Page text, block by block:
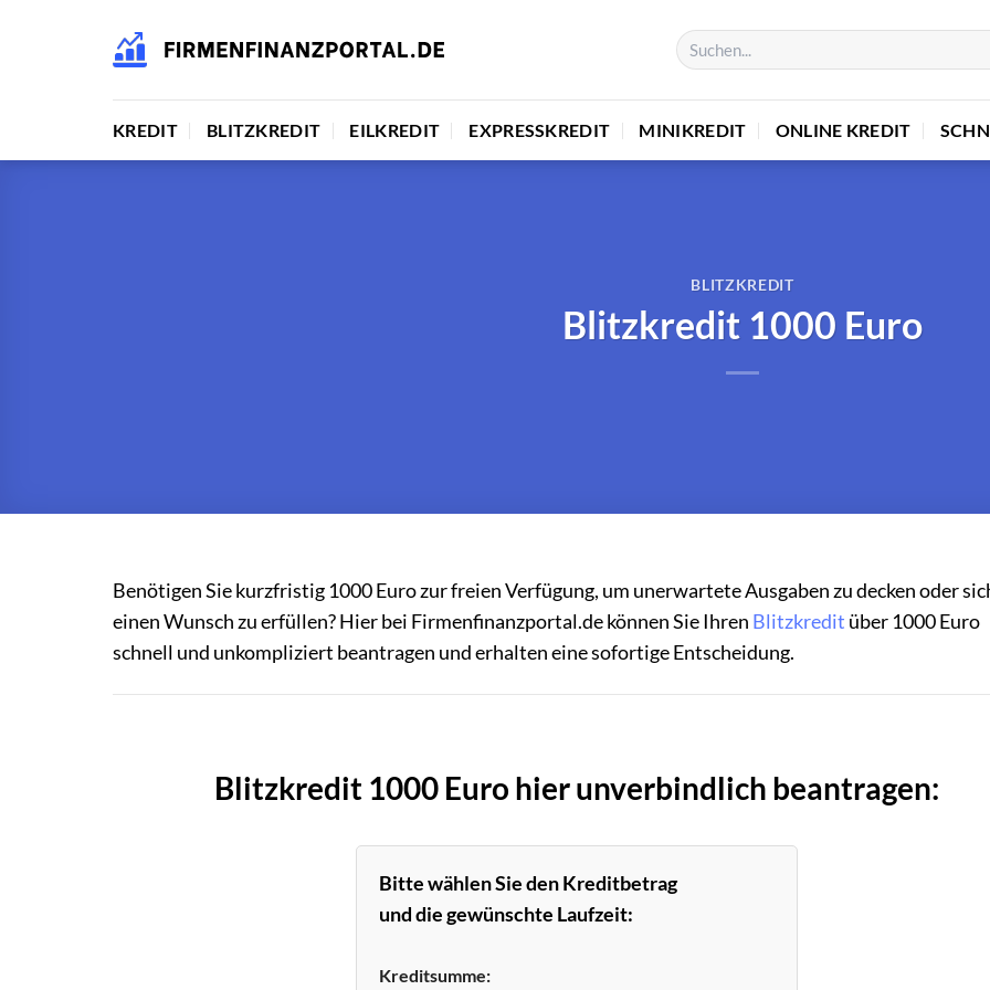
KREDIT BLITZKREDIT EILKREDIT EXPRESSKREDIT MINIKREDIT ONLINE KREDIT
BLITZKREDIT
Blitzkredit 1000 Euro
Benötigen Sie kurzfristig 1000 Euro zur freien Verfügung, um unerwartete Ausgaben zu decken oder
einen Wunsch zu erfüllen? Hier bei Firmenfinanzportal.de können Sie Ihren Blitzkredit über 1000 Euro
schnell und unkompliziert beantragen und erhalten eine sofortige Entscheidung.
Blitzkredit 1000 Euro hier unverbindlich beantragen:
Bitte wählen Sie den Kreditbetrag
und die gewünschte Laufzeit:
Kreditsumme: